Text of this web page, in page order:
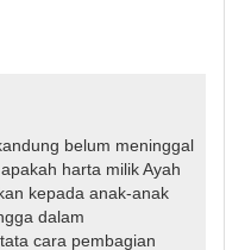
belum meninggal
harta milik Ayah
kepada anak-anak
dalam
cara pembagian